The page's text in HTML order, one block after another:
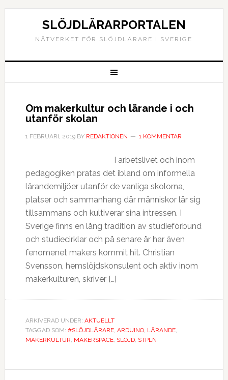
SLÖJDLÄRARPORTALEN
NÄTVERKET FÖR SLÖJDLÄRARE I SVERIGE
Om makerkultur och lärande i och
utanför skolan
1 FEBRUARI, 2019BY REDAKTIONEN 1 KOMMENTAR
I arbetslivet och inom
pedagogiken pratas det ibland om informella
lärandemiljöer utanför de vanliga skolorna,
platser och sammanhang där människor lär sig
tillsammans och kultiverar sina intressen. I
Sverige finns en lång tradition av studieförbund
och studiecirklar och på senare år har även
fenomenet makers kommit hit. Christian
Svensson, hemslöjdskonsulent och aktiv inom
makerkulturen, skriver […]
ARKIVERAD UNDER: AKTUELLT
TAGGAD SOM: #SLÖJDLÄRARE, ARDUINO, LÄRANDE,
MAKERKULTUR, MAKERSPACE, SLÖJD, STPLN